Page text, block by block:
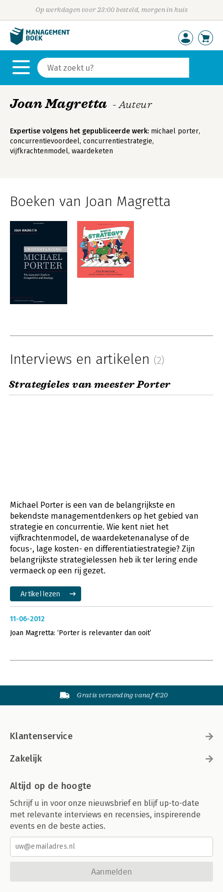
Op werkdagen voor 23:00 besteld, morgen in huis
Joan Magretta - Auteur
Expertise volgens het gepubliceerde werk: michael porter,
concurrentievoordeel, concurrentiestrategie,
vijfkrachtenmodel, waardeketen
Boeken van Joan Magretta
Interviews en artikelen (2)
Strategieles van meester Porter
Michael Porter is een van de belangrijkste en
bekendste managementdenkers op het gebied van
strategie en concurrentie. Wie kent niet het
vijfkrachtenmodel, de waardeketenanalyse of de
focus-, lage kosten- en differentiatiestrategie? Zijn
belangrijkste strategielessen heb ik ter lering ende
vermaeck op een rij gezet.
Artikel lezen
11-06-2012
Joan Magretta: ‘Porter is relevanter dan ooit’
Gratis verzending vanaf €20
Klantenservice
Zakelijk
Altijd op de hoogte
Schrijf u in voor onze nieuwsbrief en blijf up-to-date
met relevante interviews en recensies, inspirerende
events en de beste acties.
Aanmelden